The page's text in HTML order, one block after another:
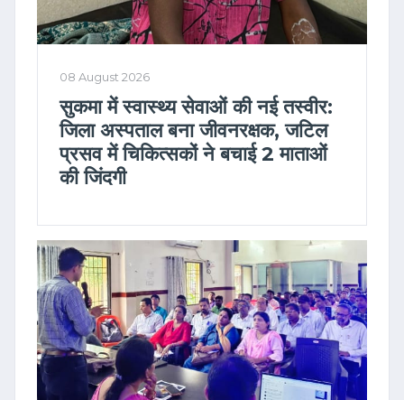
08 August 2026
सुकमा में स्वास्थ्य सेवाओं की नई तस्वीर:
जिला अस्पताल बना जीवनरक्षक, जटिल
प्रसव में चिकित्सकों ने बचाई 2 माताओं
की जिंदगी